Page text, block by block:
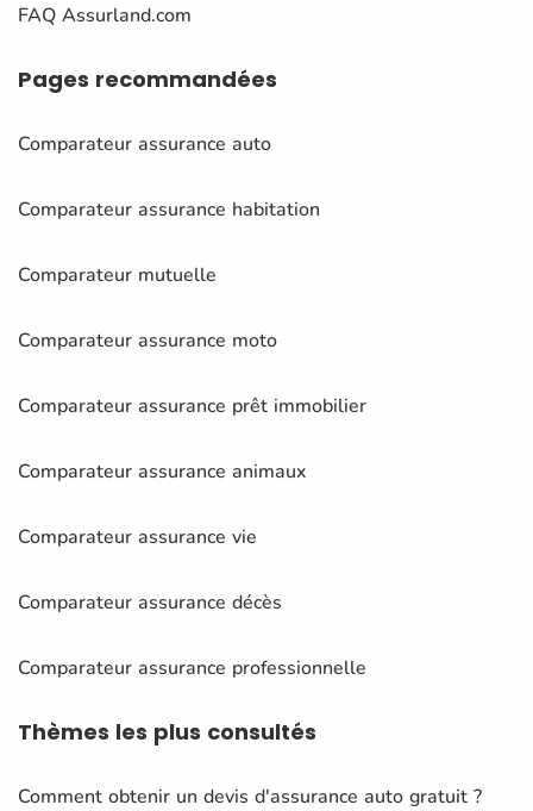
FAQ Assurland.com
Pages recommandées
Comparateur assurance auto
Comparateur assurance habitation
Comparateur mutuelle
Comparateur assurance moto
Comparateur assurance prêt immobilier
Comparateur assurance animaux
Comparateur assurance vie
Comparateur assurance décès
Comparateur assurance professionnelle
Thèmes les plus consultés
Comment obtenir un devis d'assurance auto gratuit ?